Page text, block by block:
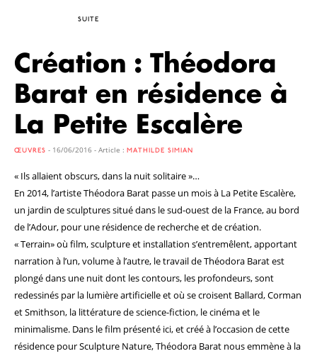
SUITE
Création : Théodora
Barat en résidence à
La Petite Escalère
ŒUVRES - 16/06/2016 - Article : MATHILDE SIMIAN
« Ils allaient obscurs, dans la nuit solitaire »…
En 2014, l’artiste Théodora Barat passe un mois à La Petite Escalère,
un jardin de sculptures situé dans le sud-ouest de la France, au bord
de l’Adour, pour une résidence de recherche et de création.
« Terrain» où film, sculpture et installation s’entremêlent, apportant
narration à l’un, volume à l’autre, le travail de Théodora Barat est
plongé dans une nuit dont les contours, les profondeurs, sont
redessinés par la lumière artificielle et où se croisent Ballard, Corman
et Smithson, la littérature de science-fiction, le cinéma et le
minimalisme. Dans le film présenté ici, et créé à l’occasion de cette
résidence pour Sculpture Nature, Théodora Barat nous emmène à la